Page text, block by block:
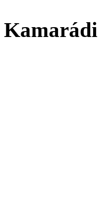
Kamarádi